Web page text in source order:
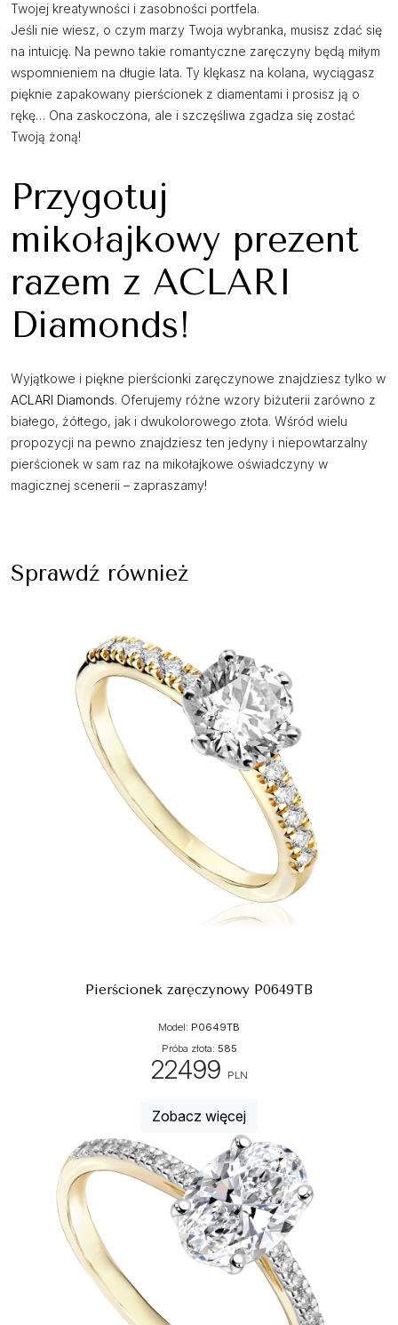
Twojej kreatywności i zasobności portfela.
Jeśli nie wiesz, o czym marzy Twoja wybranka, musisz zdać się
na intuicję. Na pewno takie romantyczne zaręczyny będą miłym
wspomnieniem na długie lata. Ty klękasz na kolana, wyciągasz
pięknie zapakowany pierścionek z diamentami i prosisz ją o
rękę… Ona zaskoczona, ale i szczęśliwa zgadza się zostać
Twoją żoną!
Przygotuj
mikołajkowy prezent
razem z ACLARI
Diamonds!
Wyjątkowe i piękne pierścionki zaręczynowe znajdziesz tylko w
ACLARI Diamonds. Oferujemy różne wzory biżuterii zarówno z
białego, żółtego, jak i dwukolorowego złota. Wśród wielu
propozycji na pewno znajdziesz ten jedyny i niepowtarzalny
pierścionek w sam raz na mikołajkowe oświadczyny w
magicznej scenerii – zapraszamy!
Sprawdź również
Pierścionek zaręczynowy P0649TB
Model: P0649TB
Próba złota: 585
22499 PLN
Zobacz więcej